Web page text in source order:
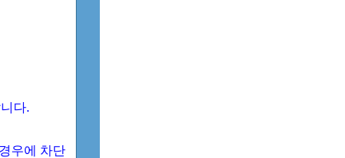
다.
우에 차단